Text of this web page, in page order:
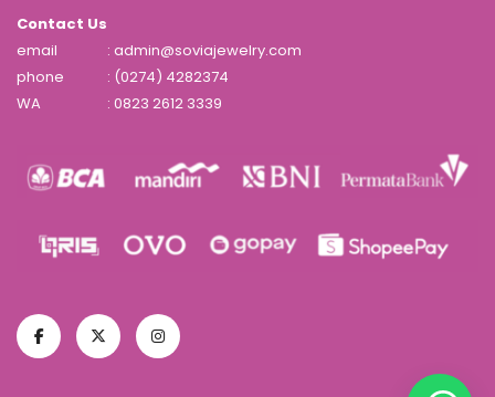
Contact Us
email
: admin@soviajewelry.com
phone
: (0274) 4282374
WA
: 0823 2612 3339